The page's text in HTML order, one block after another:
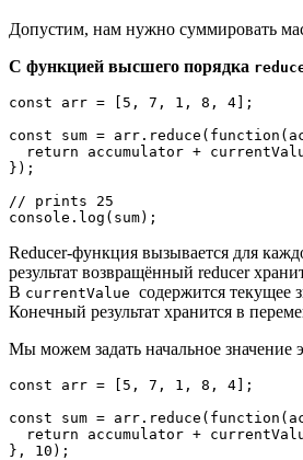
Допустим, нам нужно суммировать
С функцией высшего порядка
const arr = [5, 7, 1, 8, 4];
const sum =
return accumulator +
});
// prints 25
console.log(sum);
Reducer-функция вызывается для
результат возвращённый reducer
В currentValue содержится текущее
Конечный результат хранится в
Мы можем задать начальное значение
const arr = [5, 7, 1, 8, 4];
const sum =
return accumulator +
}, 10);